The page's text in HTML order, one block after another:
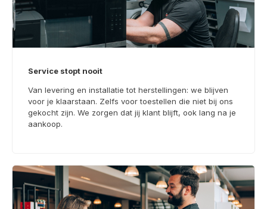
Service stopt nooit
Van levering en installatie tot herstellingen: we blijven
voor je klaarstaan. Zelfs voor toestellen die niet bij ons
gekocht zijn. We zorgen dat jij klant blijft, ook lang na je
aankoop.